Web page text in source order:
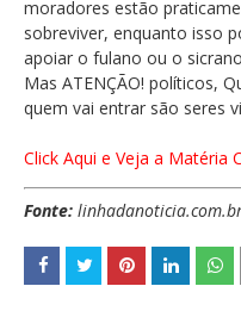
moradores estão
sobreviver, enquanto isso
apoiar o fulano ou o
Mas ATENÇÃO! políticos,
quem vai entrar são seres
Click Aqui e Veja a Matéria
Fonte: